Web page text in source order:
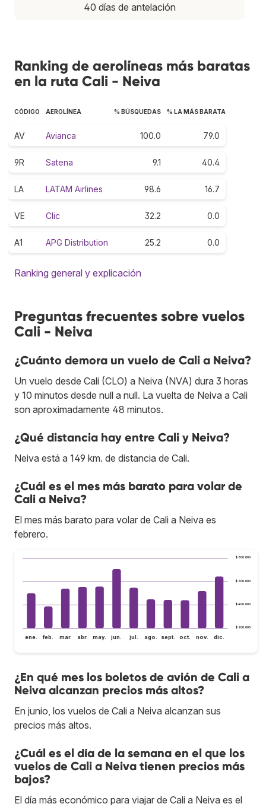
40 días de antelación
Ranking de aerolíneas más baratas
en la ruta Cali - Neiva
CÓDIGO AEROLÍNEA % BÚSQUEDAS % LA MÁS BARATA
AV Avianca 100.0 79.0
9R Satena 9.1 40.4
LA LATAM Airlines 98.6 16.7
VE Clic 32.2 0.0
A1 APG Distribution 25.2 0.0
Ranking general y explicación
Preguntas frecuentes sobre vuelos
Cali - Neiva
¿Cuánto demora un vuelo de Cali a Neiva?
Un vuelo desde Cali (CLO) a Neiva (NVA) dura 3 horas
y 10 minutos desde null a null. La vuelta de Neiva a Cali
son aproximadamente 48 minutos.
¿Qué distancia hay entre Cali y Neiva?
Neiva está a 149 km. de distancia de Cali.
¿Cuál es el mes más barato para volar de
Cali a Neiva?
El mes más barato para volar de Cali a Neiva es
febrero.
$ 200.000
$ 400.000
$ 600.000
$ 800.000
ene. feb. mar. abr. may. jun. jul. ago. sept. oct. nov. dic.
¿En qué mes los boletos de avión de Cali a
Neiva alcanzan precios más altos?
En junio, los vuelos de Cali a Neiva alcanzan sus
precios más altos.
¿Cuál es el día de la semana en el que los
vuelos de Cali a Neiva tienen precios más
bajos?
El día más económico para viajar de Cali a Neiva es el